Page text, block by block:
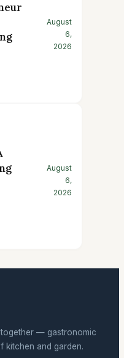
August
6,
2026
August
6,
2026
— gastronomic
kitchen and garden.